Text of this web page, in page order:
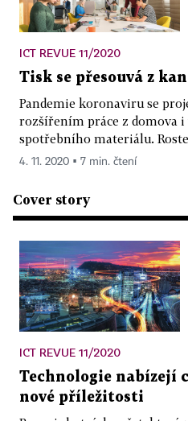
ICT REVUE 11/2020
Tisk se přesouvá z
Pandemie koronaviru se
rozšířením práce z domova
spotřebního materiálu.
4. 11. 2020 ▪ 7 min. čtení
Cover story
ICT REVUE 11/2020
Technologie nabízejí
nové příležitosti